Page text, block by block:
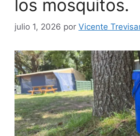
los mosquitos.
julio 1, 2026 por Vicente